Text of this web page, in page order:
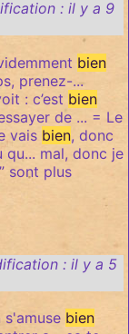
: il y a 9
bien
prenez-...
: c’est bien
de ... = Le
vais bien, donc
qu... mal, donc je
sont plus
: il y a 5
bien